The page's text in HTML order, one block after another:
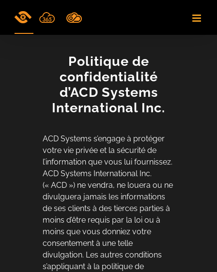
Politique de
confidentialité
d’ACD Systems
International Inc.
ACD Systems s’engage à protéger
votre vie privée et la sécurité de
l’information que vous lui fournissez.
ACD Systems International Inc.
(« ACD ») ne vendra, ne louera ou ne
divulguera jamais les informations
de ses clients à des tierces parties à
moins d’être requis par la loi ou à
moins que vous donniez votre
consentement à une telle
divulgation. Les autres conditions
s’appliquant à la politique de